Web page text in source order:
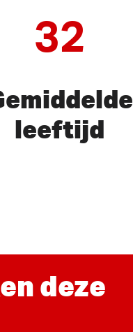
32
leeftijd
deze